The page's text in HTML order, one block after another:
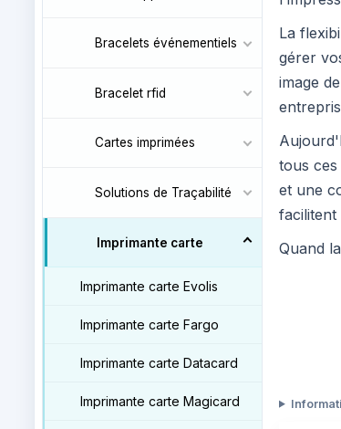
Bracelets événementiels
Bracelet rfid
Cartes imprimées
Solutions de Traçabilité
Imprimante carte
Imprimante carte Evolis
Imprimante carte Fargo
Imprimante carte Datacard
Imprimante carte Magicard
La
gérer
image
tous
et une
facilitent
Quand